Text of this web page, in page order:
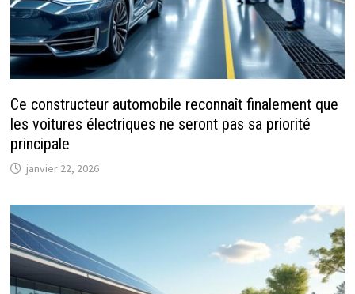
Ce constructeur automobile reconnaît finalement que
les voitures électriques ne seront pas sa priorité
principale
janvier 22, 2026